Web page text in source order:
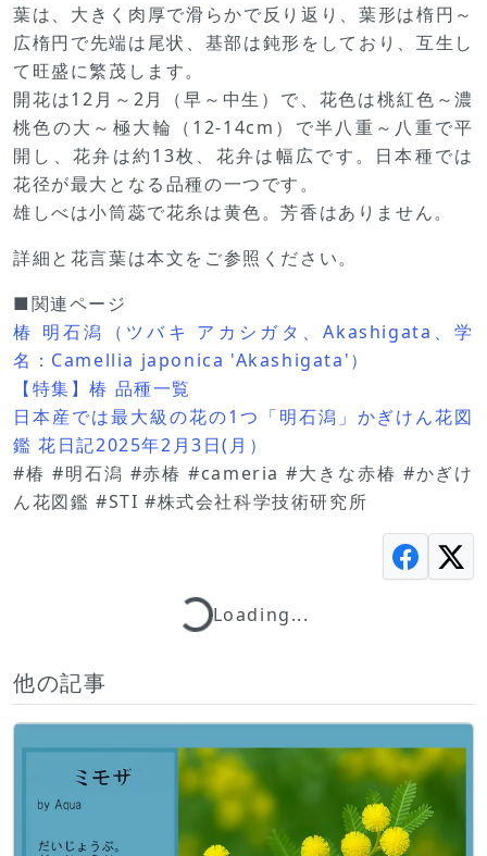
葉は、大きく肉厚で滑らかで反り返り、葉形は楕円～
広楕円で先端は尾状、基部は鈍形をしており、互生し
て旺盛に繁茂します。
開花は12月～2月（早～中生）で、花色は桃紅色～濃
桃色の大～極大輪（12-14cm）で半八重～八重で平
開し、花弁は約13枚、花弁は幅広です。日本種では
花径が最大となる品種の一つです。
雄しべは小筒蕊で花糸は黄色。芳香はありません。
詳細と花言葉は本文をご参照ください。
■関連ページ
椿 明石潟（ツバキ アカシガタ、Akashigata、学
名：Camellia japonica 'Akashigata'）
【特集】椿 品種一覧
日本産では最大級の花の1つ「明石潟」かぎけん花図
鑑 花日記2025年2月3日(月）
#椿 #明石潟 #赤椿 #cameria #大きな赤椿 #かぎけ
ん花図鑑 #STI #株式会社科学技術研究所
Loading...Loading...
他の記事